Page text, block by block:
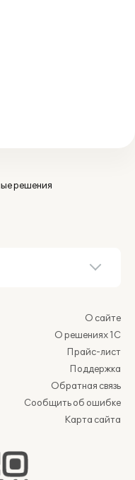
решения
О сайте
О решениях 1С
Прайс-лист
Поддержка
Обратная связь
Сообщить об ошибке
Карта сайта